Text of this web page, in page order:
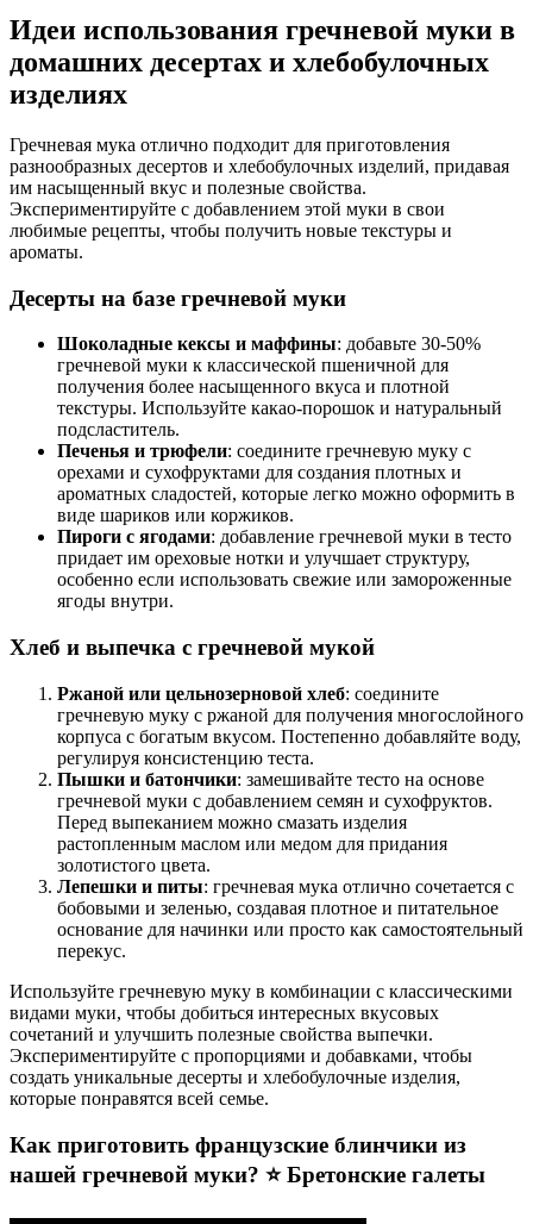
Идеи использования гречневой муки в
домашних десертах и хлебобулочных
изделиях
Гречневая мука отлично подходит для приготовления
разнообразных десертов и хлебобулочных изделий, придавая
им насыщенный вкус и полезные свойства.
Экспериментируйте с добавлением этой муки в свои
любимые рецепты, чтобы получить новые текстуры и
ароматы.
Десерты на базе гречневой муки
Шоколадные кексы и маффины: добавьте 30-50%
гречневой муки к классической пшеничной для
получения более насыщенного вкуса и плотной
текстуры. Используйте какао-порошок и натуральный
подсластитель.
Печенья и трюфели: соедините гречневую муку с
орехами и сухофруктами для создания плотных и
ароматных сладостей, которые легко можно оформить в
виде шариков или коржиков.
Пироги с ягодами: добавление гречневой муки в тесто
придает им ореховые нотки и улучшает структуру,
особенно если использовать свежие или замороженные
ягоды внутри.
Хлеб и выпечка с гречневой мукой
Ржаной или цельнозерновой хлеб: соедините
гречневую муку с ржаной для получения многослойного
корпуса с богатым вкусом. Постепенно добавляйте воду,
регулируя консистенцию теста.
Пышки и батончики: замешивайте тесто на основе
гречневой муки с добавлением семян и сухофруктов.
Перед выпеканием можно смазать изделия
растопленным маслом или медом для придания
золотистого цвета.
Лепешки и питы: гречневая мука отлично сочетается с
бобовыми и зеленью, создавая плотное и питательное
основание для начинки или просто как самостоятельный
перекус.
Используйте гречневую муку в комбинации с классическими
видами муки, чтобы добиться интересных вкусовых
сочетаний и улучшить полезные свойства выпечки.
Экспериментируйте с пропорциями и добавками, чтобы
создать уникальные десерты и хлебобулочные изделия,
которые понравятся всей семье.
Как приготовить французские блинчики из
нашей гречневой муки? ⭐ Бретонские галеты